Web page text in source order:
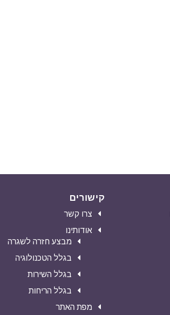
קישורים
צרו קשר
אודותינו
מבצע חזרה לשגרה
בגלל הטכנולוגיה
בגלל השירות
בגלל הריחות
מפת האתר